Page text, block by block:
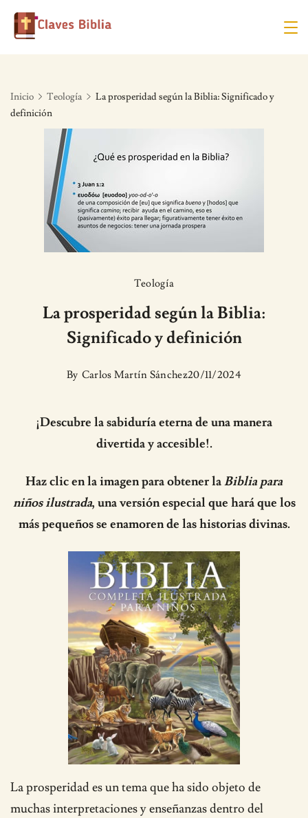
Skip
Inicio Teología
La prosperidad según la Biblia: Significado y
definición
Teología
La prosperidad según la Biblia:
Significado y definición
By Carlos Martín Sánchez20/11/2024
¡Descubre la sabiduría eterna de una manera
divertida y accesible!.
Haz clic en la imagen para obtener laBiblia para
niños ilustrada, una versión especial que hará que los
más pequeños se enamoren de las historias divinas.
La prosperidad es un tema que ha sido objeto de
muchas interpretaciones y enseñanzas dentro del